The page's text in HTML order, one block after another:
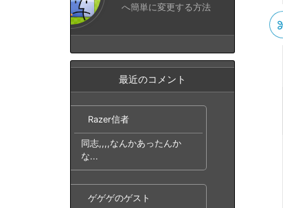
へ簡単に変更する方法
最近のコメント
Razer信者
同志,,,,なんかあったんか
な...
ゲゲゲのゲスト